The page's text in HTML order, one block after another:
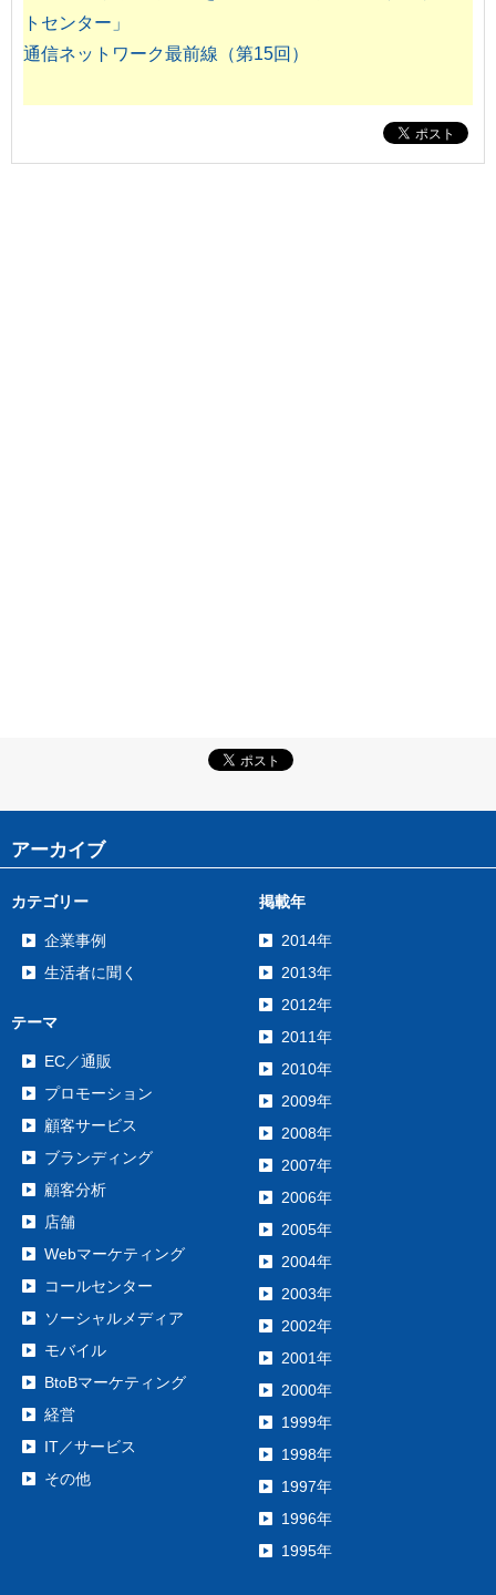
トセンター」
通信ネットワーク最前線（第15回）
アーカイブ
カテゴリー
企業事例
生活者に聞く
テーマ
EC／通販
プロモーション
顧客サービス
ブランディング
顧客分析
店舗
Webマーケティング
コールセンター
ソーシャルメディア
モバイル
BtoBマーケティング
経営
IT／サービス
その他
掲載年
2014年
2013年
2012年
2011年
2010年
2009年
2008年
2007年
2006年
2005年
2004年
2003年
2002年
2001年
2000年
1999年
1998年
1997年
1996年
1995年